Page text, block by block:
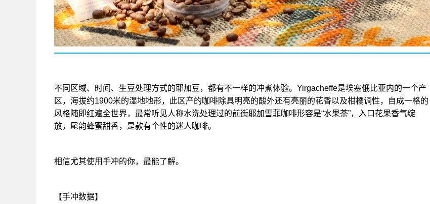
不同区域、时间、生豆处理方式的耶加豆，都有不一样的冲煮体验。Yirgacheffe是埃塞俄比亚内的一个产
区，海拔约1900米的湿地地形，此区产的咖啡除具明亮的酸外还有亮丽的花香以及柑橘调性，自成一格的
风格随即红遍全世界，最常听见人称水洗处理过的前街耶加雪菲咖啡形容是“水果茶”，入口花果香气绽
放，尾韵蜂蜜甜香，是款有个性的迷人咖啡。
相信尤其使用手冲的你，最能了解。
【手冲数据】